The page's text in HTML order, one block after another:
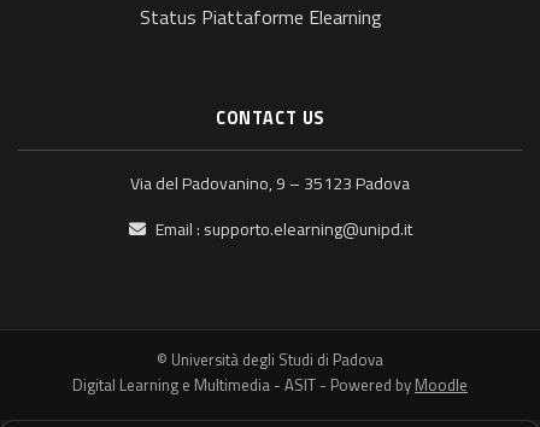
Status Piattaforme Elearning
CONTACT US
Via del Padovanino, 9 – 35123 Padova
Email : supporto.elearning@unipd.it
© Università degli Studi di Padova
Digital Learning e Multimedia - ASIT - Powered by Moodle